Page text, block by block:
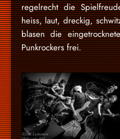
regelrecht die
heiss, laut, dreckig,
blasen die
Punkrockers frei.